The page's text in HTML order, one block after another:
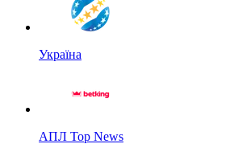
Україна
АПЛ Top News